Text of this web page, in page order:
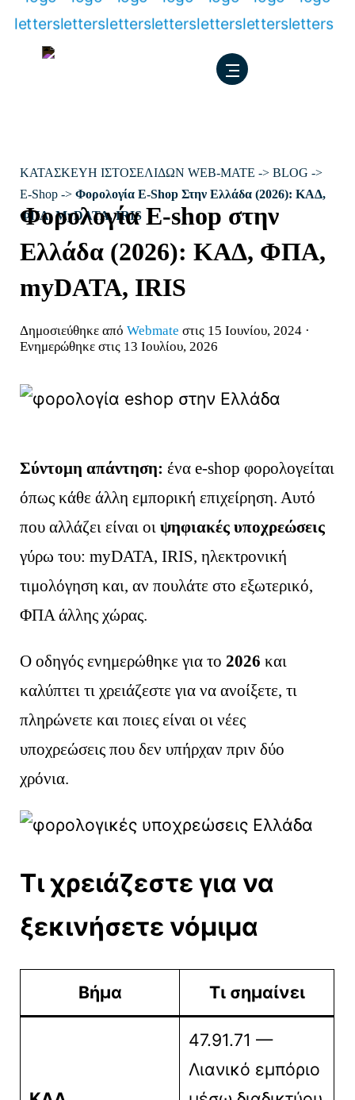
Μετάβαση
ΚΑΤΑΣΚΕΥΗ ΙΣΤΟΣΕΛΙΔΩΝ WEB-MATE ->BLOG ->
E-Shop ->Φορολογία E-Shop Στην Ελλάδα (2026): ΚΑΔ,
ΦΠΑ, MyDATA, IRIS
Φορολογία E-shop στην
Ελλάδα (2026): ΚΑΔ, ΦΠΑ,
myDATA, IRIS
Δημοσιεύθηκε απόWebmate στις 15 Ιουνίου, 2024 ·
Ενημερώθηκε στις 13 Ιουλίου, 2026
Σύντομη απάντηση: ένα e-shop φορολογείται
όπως κάθε άλλη εμπορική επιχείρηση. Αυτό
που αλλάζει είναι οιψηφιακές υποχρεώσεις
γύρω του: myDATA, IRIS, ηλεκτρονική
τιμολόγηση και, αν πουλάτε στο εξωτερικό,
ΦΠΑ άλλης χώρας.
Ο οδηγός ενημερώθηκε για το2026 και
καλύπτει τι χρειάζεστε για να ανοίξετε, τι
πληρώνετε και ποιες είναι οι νέες
υποχρεώσεις που δεν υπήρχαν πριν δύο
χρόνια.
Τι χρειάζεστε για να
ξεκινήσετε νόμιμα
Βήμα Τι σημαίνει
47.91.71 —
Λιανικό εμπόριο